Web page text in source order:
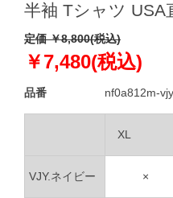
半袖 Tシャツ USA
定価 ￥8,800(税込)
￥7,480(税込)
品番 nf0a812m-vjy
XL
VJY.ネイビー ×